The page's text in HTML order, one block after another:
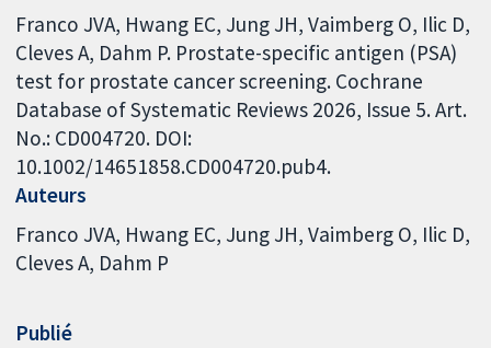
Franco JVA, Hwang EC, Jung JH, Vaimberg O, Ilic D,
Cleves A, Dahm P. Prostate-specific antigen (PSA)
test for prostate cancer screening. Cochrane
Database of Systematic Reviews 2026, Issue 5. Art.
No.: CD004720. DOI:
10.1002/14651858.CD004720.pub4.
Auteurs
Franco JVA Hwang EC Jung JH Vaimberg O Ilic D
Cleves A Dahm P
Publié